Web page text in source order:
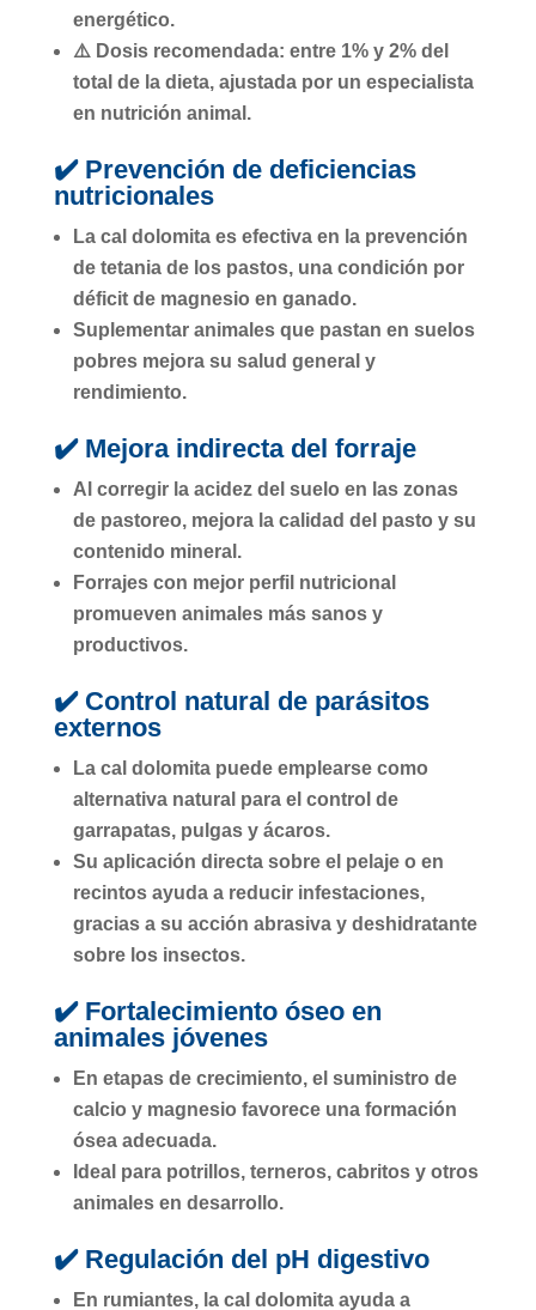
energético.
⚠️ Dosis recomendada: entre 1% y 2% del
total de la dieta, ajustada por un especialista
en nutrición animal.
✔️ Prevención de deficiencias
nutricionales
La cal dolomita es efectiva en la prevención
de tetania de los pastos, una condición por
déficit de magnesio en ganado.
Suplementar animales que pastan en suelos
pobres mejora su salud general y
rendimiento.
✔️ Mejora indirecta del forraje
Al corregir la acidez del suelo en las zonas
de pastoreo, mejora la calidad del pasto y su
contenido mineral.
Forrajes con mejor perfil nutricional
promueven animales más sanos y
productivos.
✔️ Control natural de parásitos
externos
La cal dolomita puede emplearse como
alternativa natural para el control de
garrapatas, pulgas y ácaros.
Su aplicación directa sobre el pelaje o en
recintos ayuda a reducir infestaciones,
gracias a su acción abrasiva y deshidratante
sobre los insectos.
✔️ Fortalecimiento óseo en
animales jóvenes
En etapas de crecimiento, el suministro de
calcio y magnesio favorece una formación
ósea adecuada.
Ideal para potrillos, terneros, cabritos y otros
animales en desarrollo.
✔️ Regulación del pH digestivo
En rumiantes, la cal dolomita ayuda a